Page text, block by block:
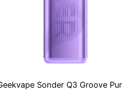
Sonder Q3 Groove